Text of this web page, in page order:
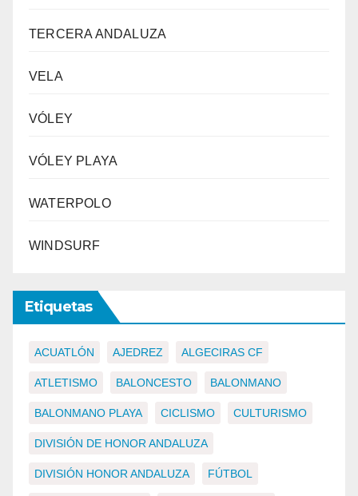
TERCERA ANDALUZA
VELA
VÓLEY
VÓLEY PLAYA
WATERPOLO
WINDSURF
Etiquetas
ACUATLÓN AJEDREZ ALGECIRAS CF
ATLETISMO BALONCESTO BALONMANO
BALONMANO PLAYA CICLISMO CULTURISMO
DIVISIÓN DE HONOR ANDALUZA
DIVISIÓN HONOR ANDALUZA FÚTBOL